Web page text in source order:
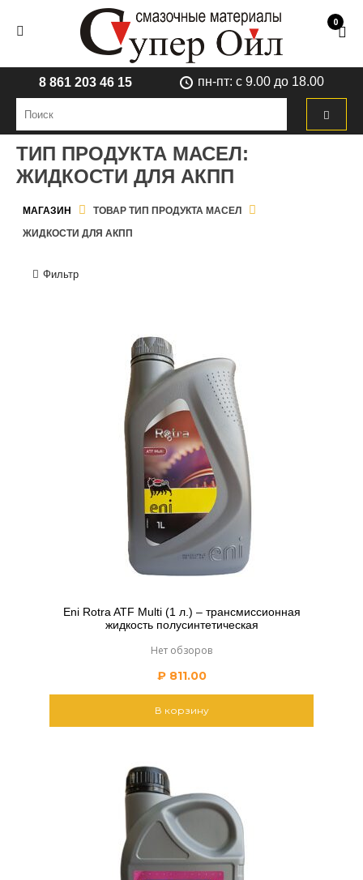
0
8 861 203 46 15 пн-пт: с 9.00 до 18.00
ТИП ПРОДУКТА МАСЕЛ:
ЖИДКОСТИ ДЛЯ АКПП
МАГАЗИН
ТОВАР ТИП ПРОДУКТА МАСЕЛ
ЖИДКОСТИ ДЛЯ АКПП
Фильтр
Eni Rotra ATF Multi (1 л.) – трансмиссионная
жидкость полусинтетическая
Нет обзоров
₽811.00
В корзину